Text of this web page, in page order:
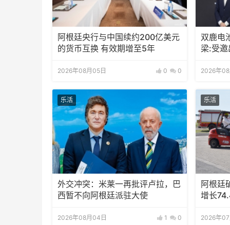
阿根廷央行与中国续约200亿美元
的货币互换 有效期增至5年
2026年08月05日 0 0
双鹿电
梁:受
2026年
乐活
外交冲突：米莱一再批评卢拉，巴
西暂不向阿根廷派驻大使
2026年08月04日 1 0
乐活
阿根廷
增长
2026年